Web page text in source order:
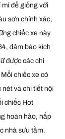
mỉ để giống với
sơn chính xác,
chiếc xe này
đảm bảo kích
được các chi
chiếc xe có
nét và chi tiết nội
chiếc Hot
hoàn hảo, hấp
nhà sưu tầm.